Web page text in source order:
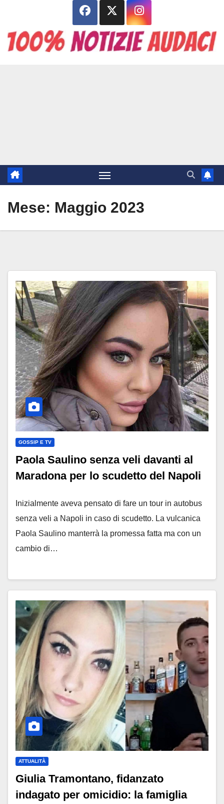
contenuto
Mese: Maggio 2023
GOSSIP E TV
Paola Saulino senza veli davanti al
Maradona per lo scudetto del Napoli
Inizialmente aveva pensato di fare un tour in autobus
senza veli a Napoli in caso di scudetto. La vulcanica
Paola Saulino manterrà la promessa fatta ma con un
cambio di…
ATTUALITÀ
Giulia Tramontano, fidanzato
indagato per omicidio: la famiglia